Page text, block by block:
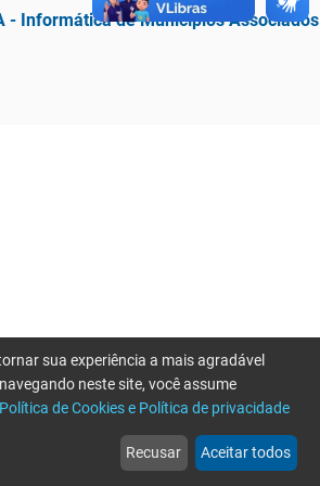
- Informática de Municípios Associados
web
Notícias
more_horiz
Mais
sua experiência a mais agradável
neste site, você assume
Política de Cookies e Política de privacidade
Recusar Aceitar todos
por favor tente novamente